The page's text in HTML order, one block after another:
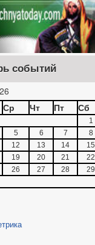
событий
Ср Чт Пт Сб
1
5 6 7 8
12 13 14 15
19 20 21 22
26 27 28 29